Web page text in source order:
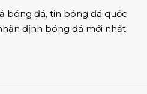
bóng đá, tin bóng đá quốc
định bóng đá mới nhất